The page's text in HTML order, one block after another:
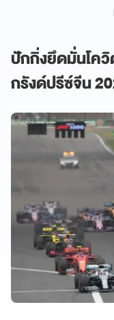
ปักกิ่งยึดมั่นโควิ
กรังด์ปรีซ์จีน